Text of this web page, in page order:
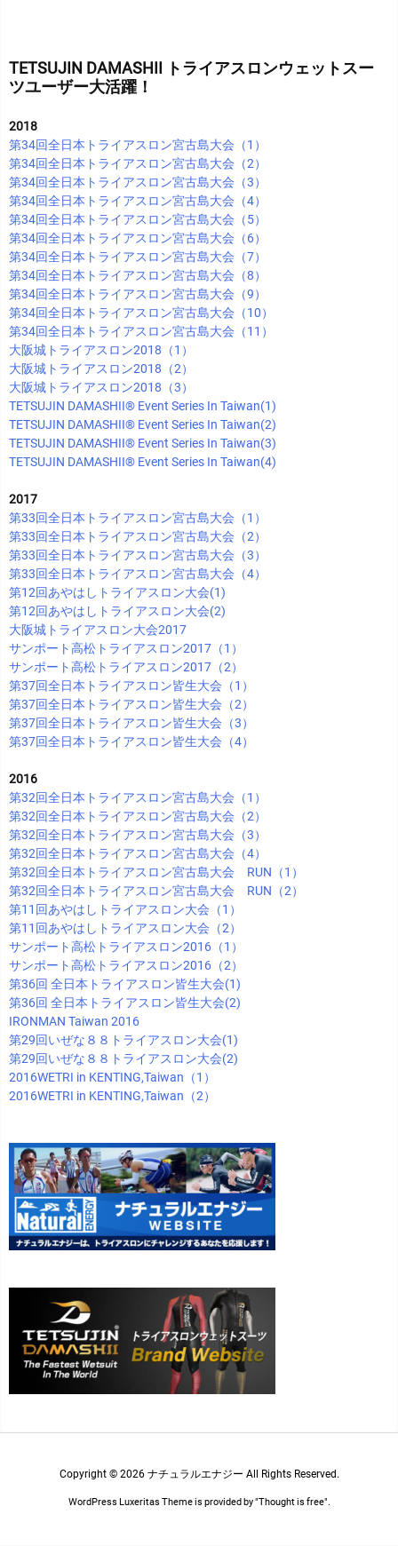
TETSUJIN DAMASHII トライアスロンウェットスー
ツユーザー大活躍！
2018
第34回全日本トライアスロン宮古島大会（1）
第34回全日本トライアスロン宮古島大会（2）
第34回全日本トライアスロン宮古島大会（3）
第34回全日本トライアスロン宮古島大会（4）
第34回全日本トライアスロン宮古島大会（5）
第34回全日本トライアスロン宮古島大会（6）
第34回全日本トライアスロン宮古島大会（7）
第34回全日本トライアスロン宮古島大会（8）
第34回全日本トライアスロン宮古島大会（9）
第34回全日本トライアスロン宮古島大会（10）
第34回全日本トライアスロン宮古島大会（11）
大阪城トライアスロン2018（1）
大阪城トライアスロン2018（2）
大阪城トライアスロン2018（3）
TETSUJIN DAMASHII®︎ Event Series In Taiwan(1)
TETSUJIN DAMASHII®︎ Event Series In Taiwan(2)
TETSUJIN DAMASHII®︎ Event Series In Taiwan(3)
TETSUJIN DAMASHII®︎ Event Series In Taiwan(4)
2017
第33回全日本トライアスロン宮古島大会（1）
第33回全日本トライアスロン宮古島大会（2）
第33回全日本トライアスロン宮古島大会（3）
第33回全日本トライアスロン宮古島大会（4）
第12回あやはしトライアスロン大会(1)
第12回あやはしトライアスロン大会(2)
大阪城トライアスロン大会2017
サンポート高松トライアスロン2017（1）
サンポート高松トライアスロン2017（2）
第37回全日本トライアスロン皆生大会（1）
第37回全日本トライアスロン皆生大会（2）
第37回全日本トライアスロン皆生大会（3）
第37回全日本トライアスロン皆生大会（4）
2016
第32回全日本トライアスロン宮古島大会（1）
第32回全日本トライアスロン宮古島大会（2）
第32回全日本トライアスロン宮古島大会（3）
第32回全日本トライアスロン宮古島大会（4）
第32回全日本トライアスロン宮古島大会 RUN（1）
第32回全日本トライアスロン宮古島大会 RUN（2）
第11回あやはしトライアスロン大会（1）
第11回あやはしトライアスロン大会（2）
サンポート高松トライアスロン2016（1）
サンポート高松トライアスロン2016（2）
第36回 全日本トライアスロン皆生大会(1)
第36回 全日本トライアスロン皆生大会(2)
IRONMAN Taiwan 2016
第29回いぜな８８トライアスロン大会(1)
第29回いぜな８８トライアスロン大会(2)
2016WETRI in KENTING,Taiwan（1）
2016WETRI in KENTING,Taiwan（2）
Copyright © 2026 ナチュラルエナジー All Rights Reserved.
WordPress Luxeritas Theme is provided by "Thought is free".